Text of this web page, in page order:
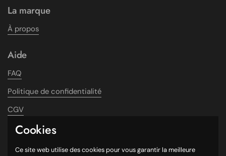
La marque
À propos
Aide
FAQ
Politique de confidentialité
CGV
Service client
Abonnement
Cookies
Ce site web utilise des cookies pour vous garantir la meilleure